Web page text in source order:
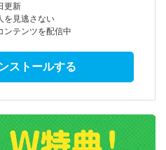
更新
を見逃さない
ンテンツを配信中
ストールする